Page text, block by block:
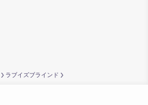
ラブイズブラインド